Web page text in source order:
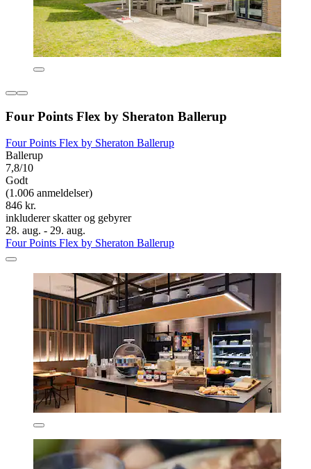
Four Points Flex by Sheraton Ballerup
Four Points Flex by Sheraton Ballerup
Ballerup
7,8/10
Godt
(1.006 anmeldelser)
846 kr.
inkluderer skatter og gebyrer
28. aug. - 29. aug.
Four Points Flex by Sheraton Ballerup